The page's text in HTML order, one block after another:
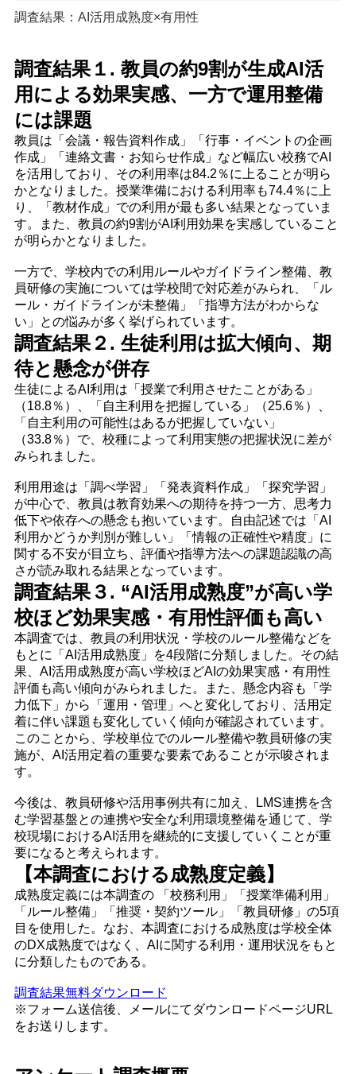
調査結果：AI活用成熟度×有用性
調査結果１. 教員の約9割が生成AI活
用による効果実感、一方で運用整備
には課題
教員は「会議・報告資料作成」「行事・イベントの企画
作成」「連絡文書・お知らせ作成」など幅広い校務でAI
を活用しており、その利用率は84.2％に上ることが明ら
かとなりました。授業準備における利用率も74.4％に上
り、「教材作成」での利用が最も多い結果となっていま
す。また、教員の約9割がAI利用効果を実感していること
が明らかとなりました。
一方で、学校内での利用ルールやガイドライン整備、教
員研修の実施については学校間で対応差がみられ、「ル
ール・ガイドラインが未整備」「指導方法がわからな
い」との悩みが多く挙げられています。
調査結果２. 生徒利用は拡大傾向、期
待と懸念が併存
生徒によるAI利用は「授業で利用させたことがある」
（18.8％）、「自主利用を把握している」（25.6％）、
「自主利用の可能性はあるが把握していない」
（33.8％）で、校種によって利用実態の把握状況に差が
みられました。
利用用途は「調べ学習」「発表資料作成」「探究学習」
が中心で、教員は教育効果への期待を持つ一方、思考力
低下や依存への懸念も抱いています。自由記述では「AI
利用かどうか判別が難しい」「情報の正確性や精度」に
関する不安が目立ち、評価や指導方法への課題認識の高
さが読み取れる結果となっています。
調査結果３. “AI活用成熟度”が高い学
校ほど効果実感・有用性評価も高い
本調査では、教員の利用状況・学校のルール整備などを
もとに「AI活用成熟度」を4段階に分類しました。その結
果、AI活用成熟度が高い学校ほどAIの効果実感・有用性
評価も高い傾向がみられました。また、懸念内容も「学
力低下」から「運用・管理」へと変化しており、活用定
着に伴い課題も変化していく傾向が確認されています。
このことから、学校単位でのルール整備や教員研修の実
施が、AI活用定着の重要な要素であることが示唆されま
す。
今後は、教員研修や活用事例共有に加え、LMS連携を含
む学習基盤との連携や安全な利用環境整備を通じて、学
校現場におけるAI活用を継続的に支援していくことが重
要になると考えられます。
【本調査における成熟度定義】
成熟度定義には本調査の 「校務利用」「授業準備利用」
「ルール整備」「推奨・契約ツール」「教員研修」の5項
目を使用した。なお、本調査における成熟度は学校全体
のDX成熟度ではなく、AIに関する利用・運用状況をもと
に分類したものである。
調査結果無料ダウンロード
※フォーム送信後、メールにてダウンロードページURL
をお送りします。